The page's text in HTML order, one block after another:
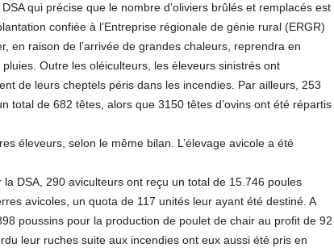
qui précise que le nombre d’oliviers brûlés et remplacés est
confiée à l’Entreprise régionale de génie rural (ERGR)
en raison de l’arrivée de grandes chaleurs, reprendra en
Outre les oléiculteurs, les éleveurs sinistrés ont
de leurs cheptels péris dans les incendies. Par ailleurs, 253
total de 682 têtes, alors que 3150 têtes d’ovins ont été répartis
éleveurs, selon le même bilan. L’élevage avicole a été
DSA, 290 aviculteurs ont reçu un total de 15.746 poules
avicoles, un quota de 117 unités leur ayant été destiné. A
poussins pour la production de poulet de chair au profit de 92
leur ruches suite aux incendies ont eux aussi été pris en